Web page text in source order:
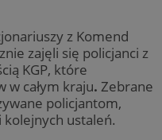
z Komend
zajęli się policjanci z
KGP, które
w całym kraju. Zebrane
policjantom,
ustaleń.